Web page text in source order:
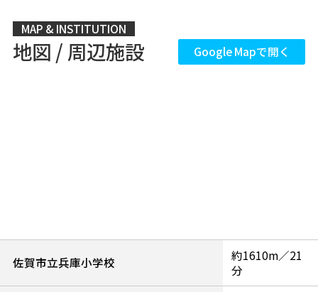
MAP & INSTITUTION
地図 / 周辺施設 Google Mapで開く
佐賀市立兵庫小学校
約1610m／21
分